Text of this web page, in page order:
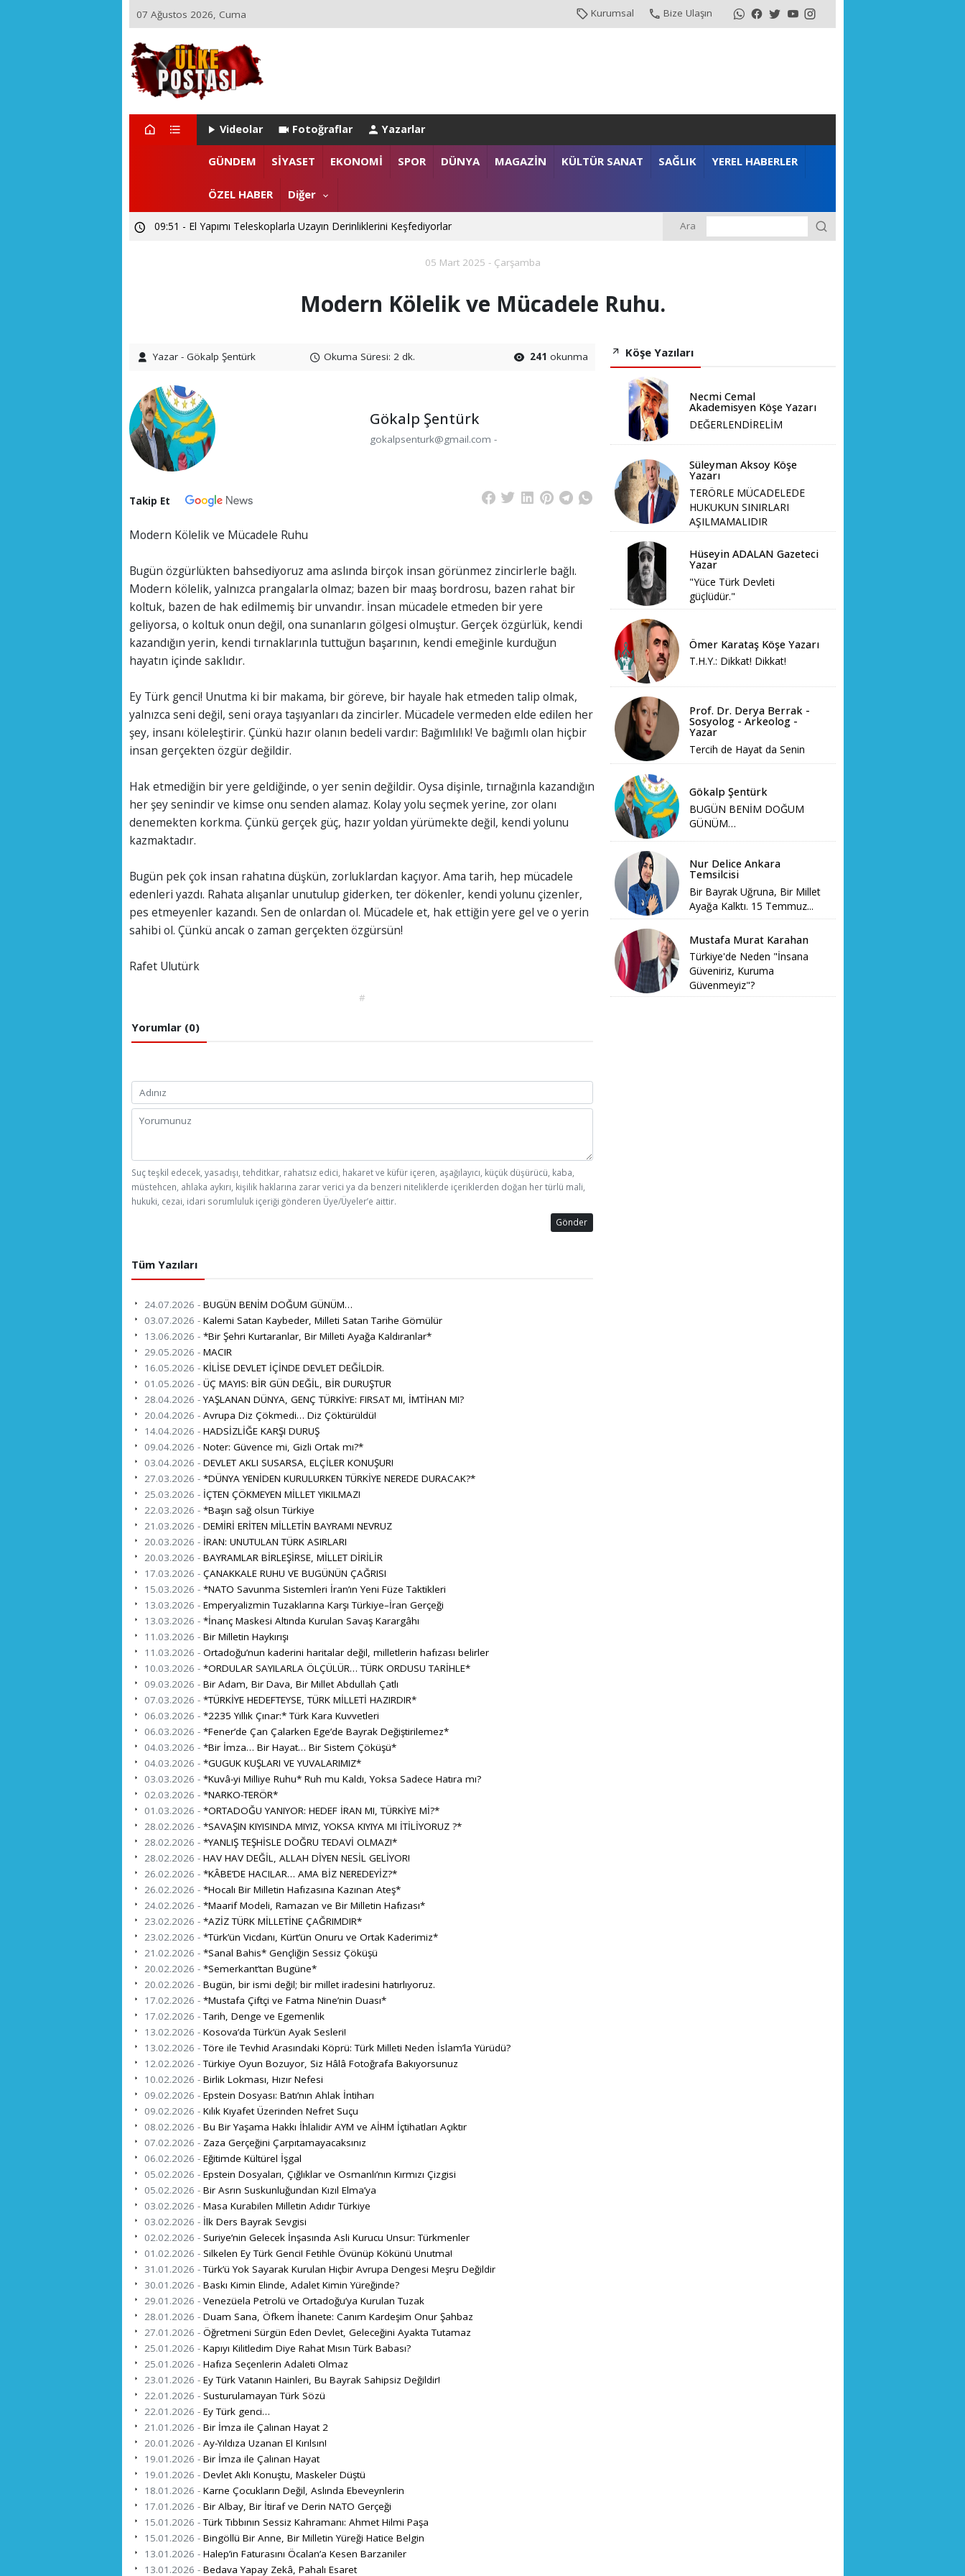
07 Ağustos 2026, Cuma Kurumsal Bize Ulaşın
Videolar Fotoğraflar Yazarlar
GÜNDEM SİYASET EKONOMİ SPOR DÜNYA MAGAZİN KÜLTÜR SANAT SAĞLIK YEREL HABERLER
ÖZEL HABER Diğer
21:17 - Ülke Postası’ndan Sağlık Bakanlığı’na Üst Düzey Ziyaret
09:51 - El Yapımı Teleskoplarla Uzayın Derinliklerini Keşfediyorlar Ara
05 Mart 2025 - Çarşamba
Modern Kölelik ve Mücadele Ruhu.
Yazar - Gökalp Şentürk Okuma Süresi: 2 dk. 241 okunma
Gökalp Şentürk
gokalpsenturk@gmail.com -
Takip Et
Modern Kölelik ve Mücadele Ruhu
Bugün özgürlükten bahsediyoruz ama aslında birçok insan görünmez zincirlerle bağlı.
Modern kölelik, yalnızca prangalarla olmaz; bazen bir maaş bordrosu, bazen rahat bir
koltuk, bazen de hak edilmemiş bir unvandır. İnsan mücadele etmeden bir yere
geliyorsa, o koltuk onun değil, ona sunanların gölgesi olmuştur. Gerçek özgürlük, kendi
kazandığın yerin, kendi tırnaklarınla tuttuğun başarının, kendi emeğinle kurduğun
hayatın içinde saklıdır.
Ey Türk genci! Unutma ki bir makama, bir göreve, bir hayale hak etmeden talip olmak,
yalnızca seni değil, seni oraya taşıyanları da zincirler. Mücadele vermeden elde edilen her
şey, insanı köleleştirir. Çünkü hazır olanın bedeli vardır: Bağımlılık! Ve bağımlı olan hiçbir
insan gerçekten özgür değildir.
Hak etmediğin bir yere geldiğinde, o yer senin değildir. Oysa dişinle, tırnağınla kazandığın
her şey senindir ve kimse onu senden alamaz. Kolay yolu seçmek yerine, zor olanı
denemekten korkma. Çünkü gerçek güç, hazır yoldan yürümekte değil, kendi yolunu
kazmaktadır.
Bugün pek çok insan rahatına düşkün, zorluklardan kaçıyor. Ama tarih, hep mücadele
edenleri yazdı. Rahata alışanlar unutulup giderken, ter dökenler, kendi yolunu çizenler,
pes etmeyenler kazandı. Sen de onlardan ol. Mücadele et, hak ettiğin yere gel ve o yerin
sahibi ol. Çünkü ancak o zaman gerçekten özgürsün!
Rafet Ulutürk
#
Yorumlar (0)
Suç teşkil edecek, yasadışı, tehditkar, rahatsız edici, hakaret ve küfür içeren, aşağılayıcı, küçük düşürücü, kaba,
müstehcen, ahlaka aykırı, kişilik haklarına zarar verici ya da benzeri niteliklerde içeriklerden doğan her türlü mali,
hukuki, cezai, idari sorumluluk içeriği gönderen Üye/Üyeler’e aittir.
Gönder
Tüm Yazıları
24.07.2026 - BUGÜN BENİM DOĞUM GÜNÜM…
03.07.2026 - Kalemi Satan Kaybeder, Milleti Satan Tarihe Gömülür
13.06.2026 - *Bir Şehri Kurtaranlar, Bir Milleti Ayağa Kaldıranlar*
29.05.2026 - MACIR
16.05.2026 - KİLİSE DEVLET İÇİNDE DEVLET DEĞİLDİR.
01.05.2026 - ÜÇ MAYIS: BİR GÜN DEĞİL, BİR DURUŞTUR
28.04.2026 -YAŞLANAN DÜNYA, GENÇ TÜRKİYE: FIRSAT MI, İMTİHAN MI?
20.04.2026 - Avrupa Diz Çökmedi… Diz Çöktürüldü!
14.04.2026 - HADSİZLİĞE KARŞI DURUŞ
09.04.2026 - Noter: Güvence mi, Gizli Ortak mı?*
03.04.2026 - DEVLET AKLI SUSARSA, ELÇİLER KONUŞUR!
27.03.2026 - *DÜNYA YENİDEN KURULURKEN TÜRKİYE NEREDE DURACAK?*
25.03.2026 - İÇTEN ÇÖKMEYEN MİLLET YIKILMAZ!
22.03.2026 - *Başın sağ olsun Türkiye
21.03.2026 - DEMİRİ ERİTEN MİLLETİN BAYRAMI NEVRUZ
20.03.2026 - İRAN: UNUTULAN TÜRK ASIRLARI
20.03.2026 - BAYRAMLAR BİRLEŞİRSE, MİLLET DİRİLİR
17.03.2026 - ÇANAKKALE RUHU VE BUGÜNÜN ÇAĞRISI
15.03.2026 - *NATO Savunma Sistemleri İran’ın Yeni Füze Taktikleri
13.03.2026 - Emperyalizmin Tuzaklarına Karşı Türkiye–İran Gerçeği
13.03.2026 - *İnanç Maskesi Altında Kurulan Savaş Karargâhı
11.03.2026 - Bir Milletin Haykırışı
11.03.2026 - Ortadoğu’nun kaderini haritalar değil, milletlerin hafızası belirler
10.03.2026 - *ORDULAR SAYILARLA ÖLÇÜLÜR… TÜRK ORDUSU TARİHLE*
09.03.2026 - Bir Adam, Bir Dava, Bir Millet Abdullah Çatlı
07.03.2026 - *TÜRKİYE HEDEFTEYSE, TÜRK MİLLETİ HAZIRDIR*
06.03.2026 - *2235 Yıllık Çınar:* Türk Kara Kuvvetleri
06.03.2026 - *Fener’de Çan Çalarken Ege’de Bayrak Değiştirilemez*
04.03.2026 - *Bir İmza… Bir Hayat… Bir Sistem Çöküşü*
04.03.2026 - *GUGUK KUŞLARI VE YUVALARIMIZ*
03.03.2026 - *Kuvâ-yi Milliye Ruhu* Ruh mu Kaldı, Yoksa Sadece Hatıra mı?
02.03.2026 - *NARKO-TERÖR*
01.03.2026 - *ORTADOĞU YANIYOR: HEDEF İRAN MI, TÜRKİYE Mİ?*
28.02.2026 - *SAVAŞIN KIYISINDA MIYIZ, YOKSA KIYIYA MI İTİLİYORUZ ?*
28.02.2026 - *YANLIŞ TEŞHİSLE DOĞRU TEDAVİ OLMAZ!*
28.02.2026 - HAV HAV DEĞİL, ALLAH DİYEN NESİL GELİYOR!
26.02.2026 - *KÂBE’DE HACILAR… AMA BİZ NEREDEYİZ?*
26.02.2026 - *Hocalı Bir Milletin Hafızasına Kazınan Ateş*
24.02.2026 - *Maarif Modeli, Ramazan ve Bir Milletin Hafızası*
23.02.2026 - *AZİZ TÜRK MİLLETİNE ÇAĞRIMDIR*
23.02.2026 - *Türk’ün Vicdanı, Kürt’ün Onuru ve Ortak Kaderimiz*
21.02.2026 - *Sanal Bahis* Gençliğin Sessiz Çöküşü
20.02.2026 - *Semerkant’tan Bugüne*
20.02.2026 - Bugün, bir ismi değil; bir millet iradesini hatırlıyoruz.
17.02.2026 - *Mustafa Çiftçi ve Fatma Nine’nin Duası*
17.02.2026 -Tarih, Denge ve Egemenlik
13.02.2026 - Kosova’da Türk’ün Ayak Sesleri!
13.02.2026 -Töre ile Tevhid Arasındaki Köprü: Türk Milleti Neden İslam’la Yürüdü?
12.02.2026 -Türkiye Oyun Bozuyor, Siz Hâlâ Fotoğrafa Bakıyorsunuz
10.02.2026 - Birlik Lokması, Hızır Nefesi
09.02.2026 - Epstein Dosyası: Batı’nın Ahlak İntiharı
09.02.2026 - Kılık Kıyafet Üzerinden Nefret Suçu
08.02.2026 - Bu Bir Yaşama Hakkı İhlalidir AYM ve AİHM İçtihatları Açıktır
07.02.2026 - Zaza Gerçeğini Çarpıtamayacaksınız
06.02.2026 - Eğitimde Kültürel İşgal
05.02.2026 - Epstein Dosyaları, Çığlıklar ve Osmanlı’nın Kırmızı Çizgisi
05.02.2026 - Bir Asrın Suskunluğundan Kızıl Elma’ya
03.02.2026 - Masa Kurabilen Milletin Adıdır Türkiye
03.02.2026 - İlk Ders Bayrak Sevgisi
02.02.2026 - Suriye’nin Gelecek İnşasında Asli Kurucu Unsur: Türkmenler
01.02.2026 - Silkelen Ey Türk Genci! Fetihle Övünüp Kökünü Unutma!
31.01.2026 -Türk’ü Yok Sayarak Kurulan Hiçbir Avrupa Dengesi Meşru Değildir
30.01.2026 - Baskı Kimin Elinde, Adalet Kimin Yüreğinde?
29.01.2026 - Venezüela Petrolü ve Ortadoğu’ya Kurulan Tuzak
28.01.2026 - Duam Sana, Öfkem İhanete: Canım Kardeşim Onur Şahbaz
27.01.2026 - Öğretmeni Sürgün Eden Devlet, Geleceğini Ayakta Tutamaz
25.01.2026 - Kapıyı Kilitledim Diye Rahat Mısın Türk Babası?
25.01.2026 - Hafıza Seçenlerin Adaleti Olmaz
23.01.2026 - Ey Türk Vatanın Hainleri, Bu Bayrak Sahipsiz Değildir!
22.01.2026 - Susturulamayan Türk Sözü
22.01.2026 - Ey Türk genci…
21.01.2026 - Bir İmza ile Çalınan Hayat 2
20.01.2026 - Ay-Yıldıza Uzanan El Kırılsın!
19.01.2026 - Bir İmza ile Çalınan Hayat
19.01.2026 - Devlet Aklı Konuştu, Maskeler Düştü
18.01.2026 - Karne Çocukların Değil, Aslında Ebeveynlerin
17.01.2026 - Bir Albay, Bir İtiraf ve Derin NATO Gerçeği
15.01.2026 -Türk Tıbbının Sessiz Kahramanı: Ahmet Hilmi Paşa
15.01.2026 - Bingöllü Bir Anne, Bir Milletin Yüreği Hatice Belgin
13.01.2026 - Halep’in Faturasını Öcalan’a Kesen Barzaniler
13.01.2026 - Bedava Yapay Zekâ, Pahalı Esaret
Köşe Yazıları
Necmi Cemal
Akademisyen Köşe Yazarı
DEĞERLENDİRELİM
Süleyman Aksoy Köşe
Yazarı
TERÖRLE MÜCADELEDE
HUKUKUN SINIRLARI
AŞILMAMALIDIR
Hüseyin ADALAN Gazeteci
Yazar
"Yüce Türk Devleti
güçlüdür."
Ömer Karataş Köşe Yazarı
T.H.Y.: Dikkat! Dikkat!
Prof. Dr. Derya Berrak -
Sosyolog - Arkeolog -
Yazar
Tercih de Hayat da Senin
Gökalp Şentürk
BUGÜN BENİM DOĞUM
GÜNÜM…
Nur Delice Ankara
Temsilcisi
Bir Bayrak Uğruna, Bir Millet
Ayağa Kalktı. 15 Temmuz...
Mustafa Murat Karahan
Türkiye'de Neden "İnsana
Güveniriz, Kuruma
Güvenmeyiz"?